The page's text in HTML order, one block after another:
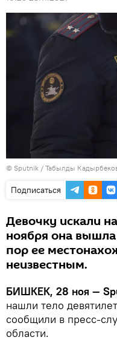
© Sputnik / Табылды
Подписаться
Девочку искали
ноября она
пор ее
неизвестным.
БИШКЕК, 28 ноя —
нашли тело
сообщили в пресс-
области.